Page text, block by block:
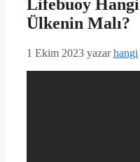
Lifebuoy Hangi
Ülkenin Malı?
1 Ekim 2023 yazarhangi